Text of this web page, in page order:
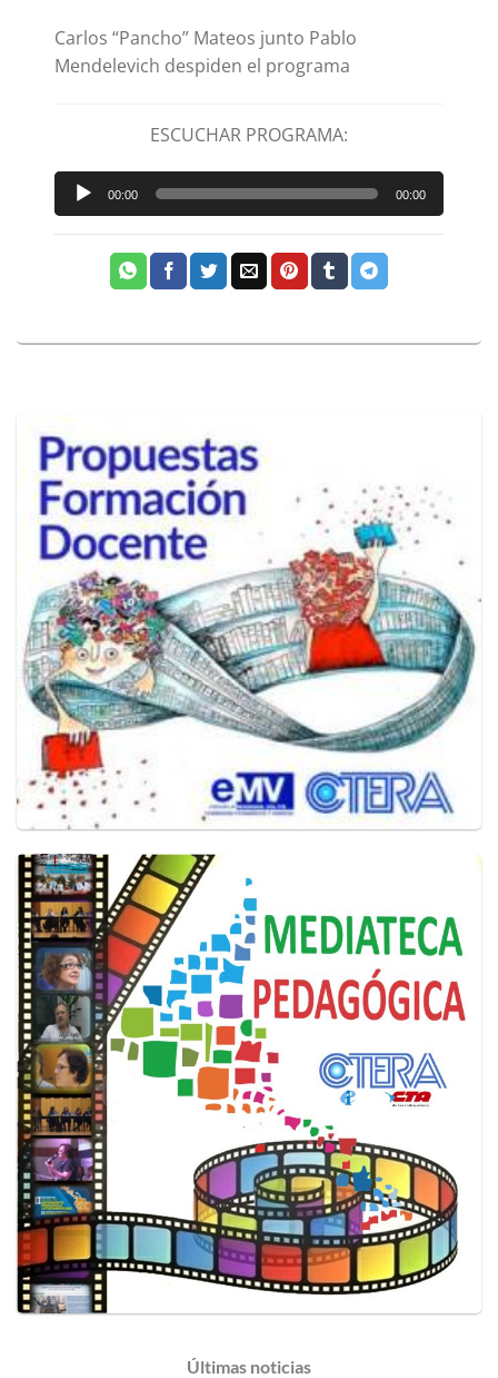
Carlos “Pancho” Mateos junto Pablo
Mendelevich despiden el programa
ESCUCHAR PROGRAMA:
Reproductor
de
audio
00:00 00:00
Últimas noticias